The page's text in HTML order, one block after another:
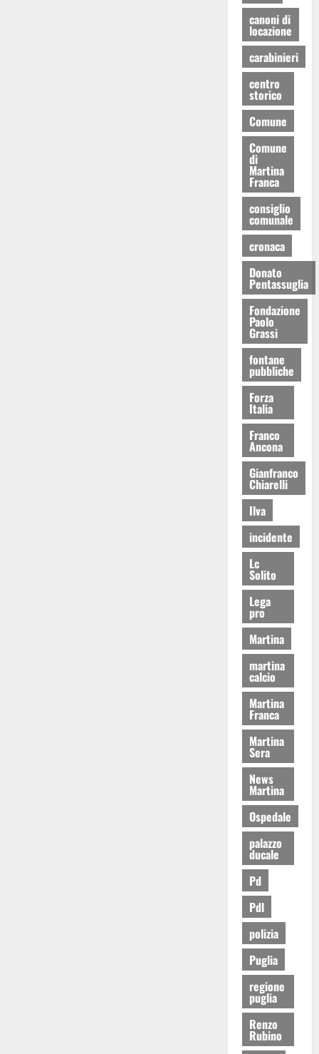
canoni di
locazione
carabinieri
centro
storico
Comune
Comune
di
Martina
Franca
consiglio
comunale
cronaca
Donato
Pentassuglia
Fondazione
Paolo
Grassi
fontane
pubbliche
Forza
Italia
Franco
Ancona
Gianfranco
Chiarelli
Ilva
incidente
Lc
Solito
Lega
pro
Martina
martina
calcio
Martina
Franca
Martina
Sera
News
Martina
Ospedale
palazzo
ducale
Pd
Pdl
polizia
Puglia
regione
puglia
Renzo
Rubino